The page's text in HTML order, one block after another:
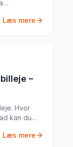
Læs mere
–
Hvor
kan du
Læs mere